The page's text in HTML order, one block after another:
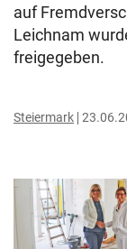
auf
Leichnam
freigegeben.
Steiermark